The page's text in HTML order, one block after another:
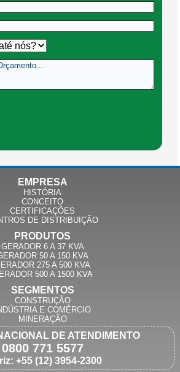
EMPRESA
HISTÓRIA
CONCEITO
CERTIFICAÇÕES
DE DISTRIBUIÇÃO
PRODUTOS
GERADOR 6 A 37 KVA
50 A 150 KVA
275 A 500 KVA
500 A 1500 KVA
SEGMENTOS
CONSTRUÇÃO
E COMÉRCIO
MINERAÇÃO
DE ATENDIMENTO
0800 771 5577
+55 (12) 3954-2300